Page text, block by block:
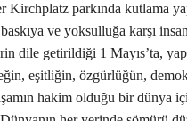
Kirchplatz parkında kutlama
ve yoksulluğa karşı
dile getirildiği 1 Mayıs’ta,
eşitliğin, özgürlüğün,
hakim olduğu bir dünya